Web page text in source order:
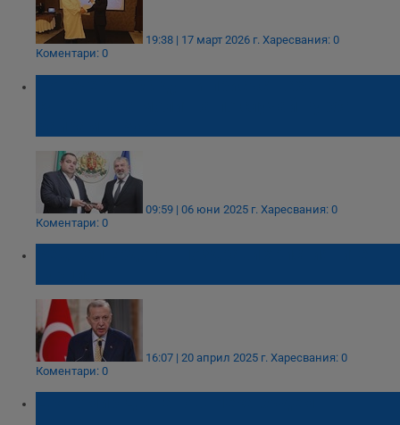
19:38 | 17 март 2026 г. Харесвания: 0
Коментари: 0
09:59 | 06 юни 2025 г. Харесвания: 0
Коментари: 0
16:07 | 20 април 2025 г. Харесвания: 0
Коментари: 0